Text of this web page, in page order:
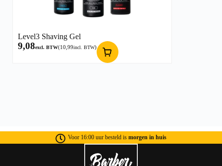
Level3 Shaving Gel
9,08excl. BTW(10,99incl. BTW)
Voor 16:00 uur besteld is morgen in huis